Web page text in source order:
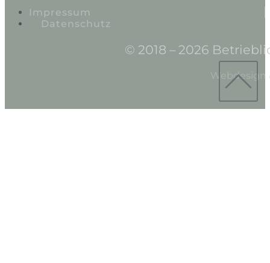
Impressum
Datenschutz
© 2018 – 2026
Webdesign